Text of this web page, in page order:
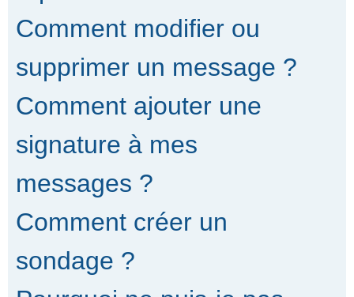
Comment modifier ou
supprimer un message ?
Comment ajouter une
signature à mes
messages ?
Comment créer un
sondage ?